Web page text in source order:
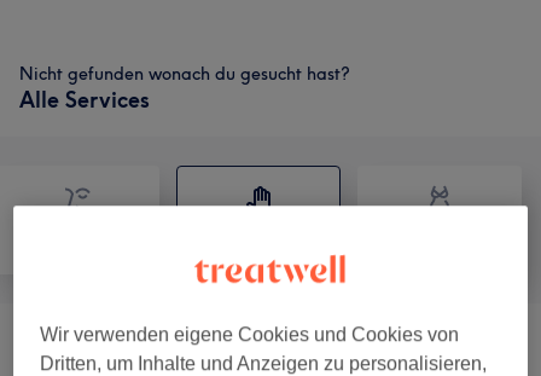
Nicht gefunden wonach du gesucht hast?
Alle Services
Klassische Muskelmassage 9) ab 28 €
Wir verwenden eigene Cookies und Cookies von
Dritten, um Inhalte und Anzeigen zu personalisieren,